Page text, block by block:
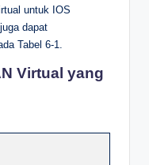
untuk IOS
dapat
Tabel 6-1.
Virtual yang